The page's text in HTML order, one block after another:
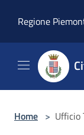
Regione
Home > Ufficio